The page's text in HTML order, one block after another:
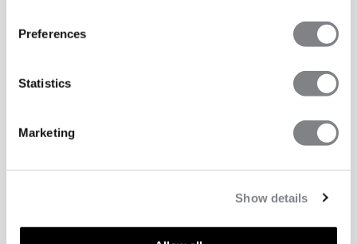
Preferences
Statistics
Marketing
Show details